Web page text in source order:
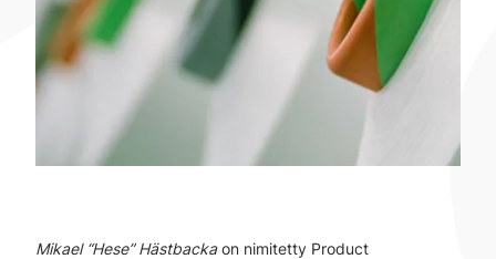
Mikael “Hese” Hästbackaon nimitetty Product